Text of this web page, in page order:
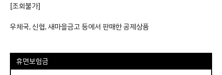
[조회불가]
우체국, 신협, 새마을금고 등에서 판매한 공제상품
휴면보험금